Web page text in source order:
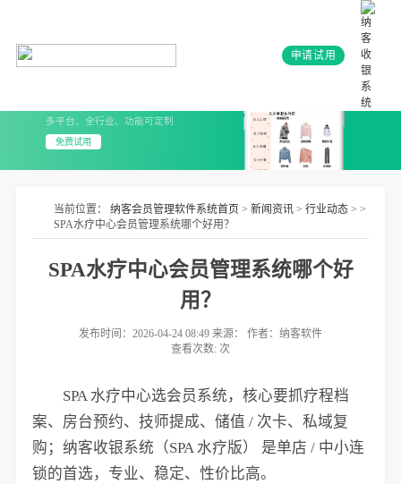
申请试用
多平台、全行业、功能可定制
免费试用
当前位置： 纳客会员管理软件系统首页> 新闻资讯> 行业动态> >
SPA水疗中心会员管理系统哪个好用？
SPA水疗中心会员管理系统哪个好
用？
发布时间：2026-04-24 08:49 来源： 作者：纳客软件
查看次数: 次
SPA 水疗中心选会员系统，核心要抓疗程档
案、房台预约、技师提成、储值 / 次卡、私域复
购；纳客收银系统（SPA 水疗版） 是单店 / 中小连
锁的首选，专业、稳定、性价比高。